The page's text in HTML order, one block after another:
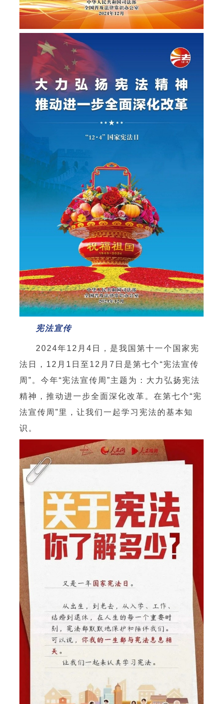
宪法宣传
2024年12月4日，是我国第十一个国家宪
法日，12月1日至12月7日是第七个“宪法宣传
周”。今年“宪法宣传周”主题为：大力弘扬宪法
精神，推动进一步全面深化改革。在第七个“宪
法宣传周”里，让我们一起学习宪法的基本知
识。